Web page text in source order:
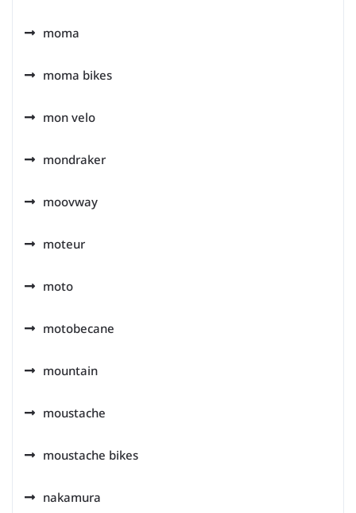
moma
moma bikes
mon velo
mondraker
moovway
moteur
moto
motobecane
mountain
moustache
moustache bikes
nakamura